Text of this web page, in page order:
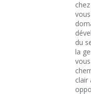
du
la
clair